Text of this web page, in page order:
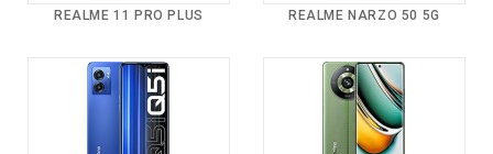
REALME 11 PRO PLUS REALME NARZO 50 5G